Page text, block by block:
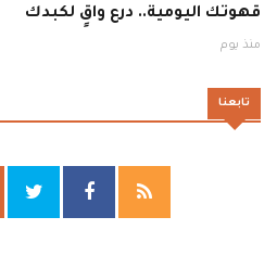
قهوتك اليومية.. درع واقٍ لكبدك
منذ يوم
تابعنا